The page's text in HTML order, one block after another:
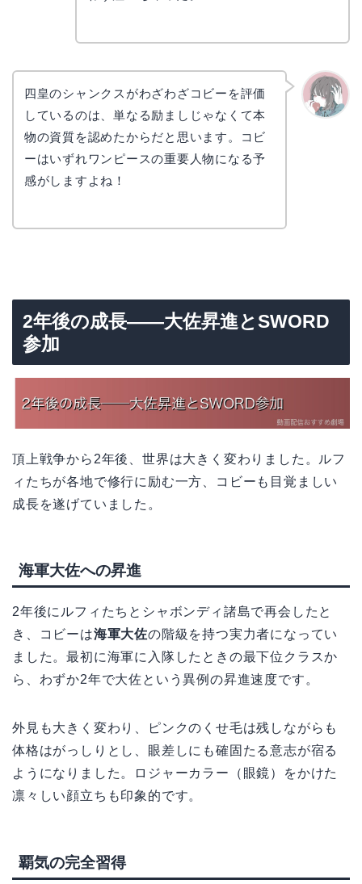
四皇のシャンクスがわざわざコビーを評価
しているのは、単なる励ましじゃなくて本
物の資質を認めたからだと思います。コビ
ーはいずれワンピースの重要人物になる予
感がしますよね！
2年後の成長——大佐昇進とSWORD
参加
頂上戦争から2年後、世界は大きく変わりました。ルフ
ィたちが各地で修行に励む一方、コビーも目覚ましい
成長を遂げていました。
海軍大佐への昇進
2年後にルフィたちとシャボンディ諸島で再会したと
き、コビーは海軍大佐の階級を持つ実力者になってい
ました。最初に海軍に入隊したときの最下位クラスか
ら、わずか2年で大佐という異例の昇進速度です。
外見も大きく変わり、ピンクのくせ毛は残しながらも
体格はがっしりとし、眼差しにも確固たる意志が宿る
ようになりました。ロジャーカラー（眼鏡）をかけた
凛々しい顔立ちも印象的です。
覇気の完全習得